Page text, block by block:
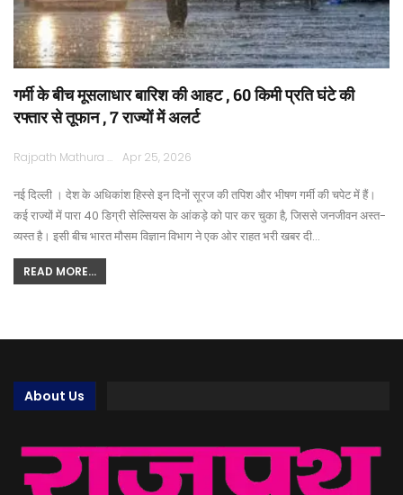
गर्मी के बीच मूसलाधार बारिश की आहट , 60 किमी प्रति घंटे की
रफ्तार से तूफान , 7 राज्यों में अलर्ट
Rajpath Mathura Apr 25, 2026
नई दिल्ली । देश के अधिकांश हिस्से इन दिनों सूरज की तपिश और भीषण गर्मी की चपेट में हैं।
कई राज्यों में पारा 40 डिग्री सेल्सियस के आंकड़े को पार कर चुका है, जिससे जनजीवन अस्त-
व्यस्त है। इसी बीच भारत मौसम विज्ञान विभाग ने एक ओर राहत भरी खबर दी…
READ MORE...
About Us